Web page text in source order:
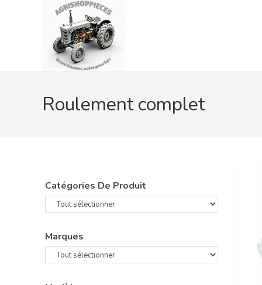
Roulement complet
Catégories De Produit
Marques